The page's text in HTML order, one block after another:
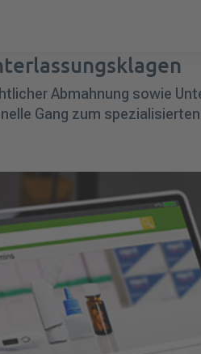
Abmahnung sowie
Gang zum